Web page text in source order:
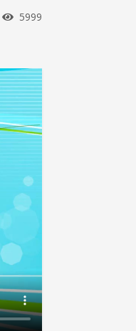
瀏覽次數
5999